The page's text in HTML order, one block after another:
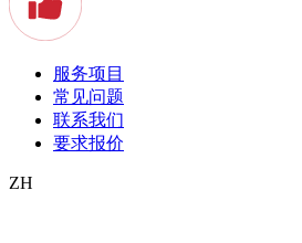
服务项目
常见问题
联系我们
要求报价
ZH